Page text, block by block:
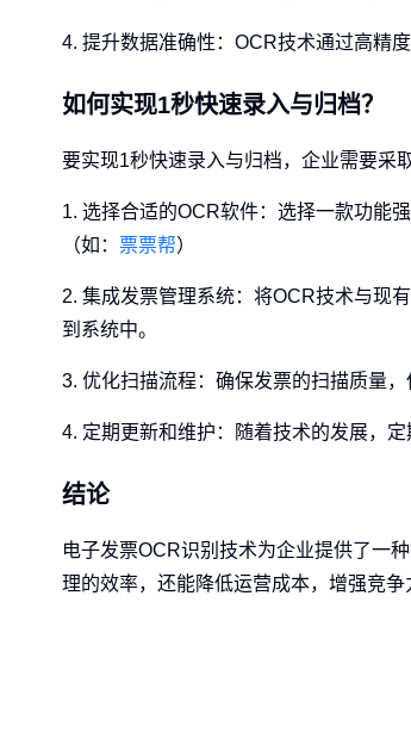
4. 提升数据准确性：OCR技术通过高精
如何实现1秒快速录入与归档？
要实现1秒快速录入与归档，企业需要采
1. 选择合适的OCR软件：选择一款功能
（如： 票票帮）
2. 集成发票管理系统：将OCR技术与现
到系统中。
3. 优化扫描流程：确保发票的扫描质量
4. 定期更新和维护：随着技术的发展，
结论
电子发票OCR识别技术为企业提供了一
理的效率，还能降低运营成本，增强竞